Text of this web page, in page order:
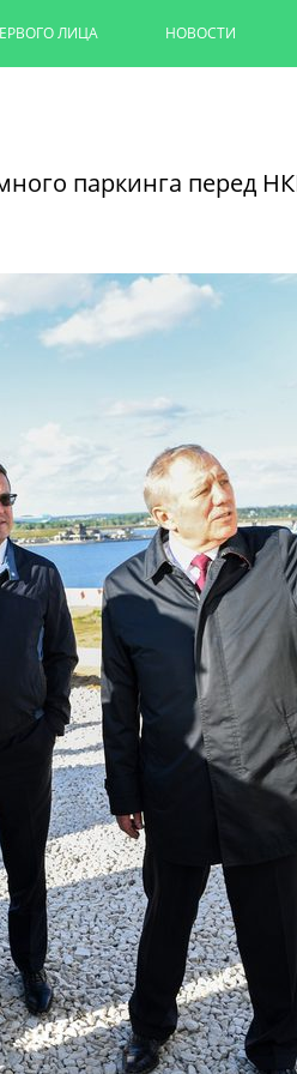
ЛИЦА НОВОСТИ
Метшин: «Входная
по нацпроекту
ДАЛЕЕ
Ильсур Метшин: «Надеюсь,
вандализм скоро уйдет в
03/08/2026
Ильсур Метшин о
Центра спорта «Физра»:
хочется прийти после
паркинга перед